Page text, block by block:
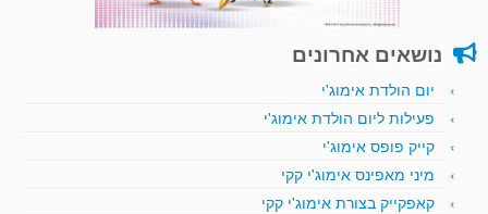
נושאים אחרונים
יום הולדת אימוג'י
פעילות ליום הולדת אימוג'י
קייק פופס אימוג'י
מיני מאפינס אימוג'י קקי
קאפקייק בצורת אימוג'י קקי